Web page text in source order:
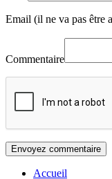
Email (il ne va pas être
Commentaire
Accueil